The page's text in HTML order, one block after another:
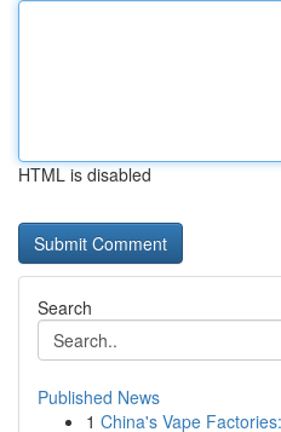
HTML is disabled
Search
Published News
1 China's Vape